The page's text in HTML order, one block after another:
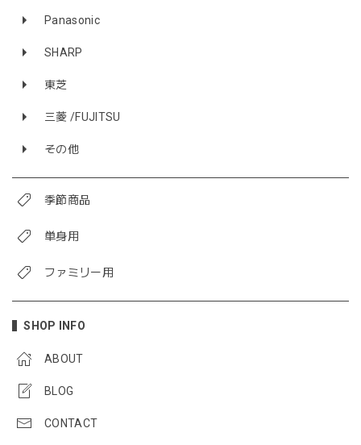
Panasonic
SHARP
東芝
三菱 /FUJITSU
その他
季節商品
単身用
ファミリー用
SHOP INFO
ABOUT
BLOG
CONTACT